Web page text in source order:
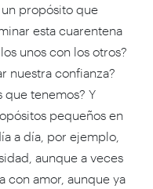
propósito que
esta cuarentena
unos con los otros?
nuestra confianza?
que tenemos? Y
pequeños en
a día, por ejemplo,
aunque a veces
con amor, aunque ya